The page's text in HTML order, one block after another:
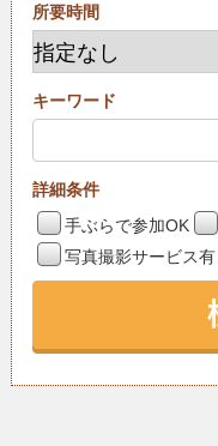
所要時間
キーワード
詳細条件
手ぶらで参加OK
写真撮影サービス有